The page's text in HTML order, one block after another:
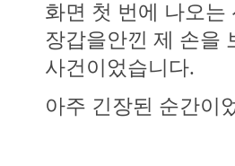
화면 첫 번에 나오는
장갑을안낀 제 손을
사건이었습니다.
아주 긴장된 순간이